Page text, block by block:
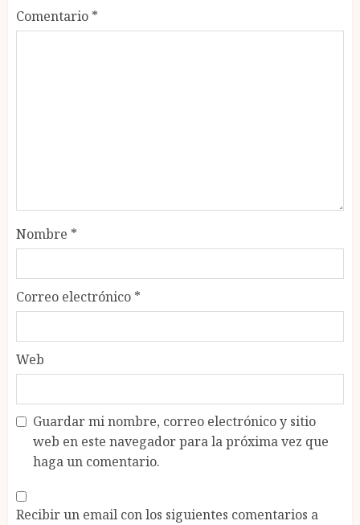
Comentario *
Nombre *
Correo electrónico *
Web
Guardar mi nombre, correo electrónico y sitio
web en este navegador para la próxima vez que
haga un comentario.
Recibir un email con los siguientes comentarios a